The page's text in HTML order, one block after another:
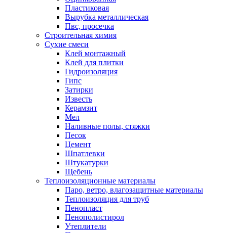
Пластиковая
Вырубка металлическая
Пвс, просечка
Строительная химия
Сухие смеси
Клей монтажный
Клей для плитки
Гидроизоляция
Гипс
Затирки
Известь
Керамзит
Мел
Наливные полы, стяжки
Песок
Цемент
Шпатлевки
Штукатурки
Щебень
Теплоизоляционные материалы
Паро, ветро, влагозащитные материалы
Теплоизоляция для труб
Пенопласт
Пенополистирол
Утеплители